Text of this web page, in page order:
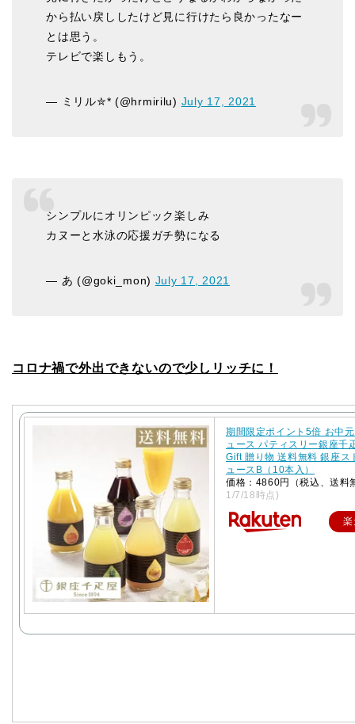
から払い戻ししたけど見に行けたら良かったなー
とは思う。
テレビで楽しもう。
— ミリル✮* (@hrmirilu) July 17, 2021
シンプルにオリンピック楽しみ
カヌーと水泳の応援ガチ勢になる
— あ (@goki_mon) July 17, 2021
コロナ禍で外出できないので少しリッチに！
期間限定ポイント5倍 お中
ュース パティスリー銀座千
Gift 贈り物 送料無料 銀座ス
ュースB（10本入）
価格：4860円（税込、送料
1/7/18時点)